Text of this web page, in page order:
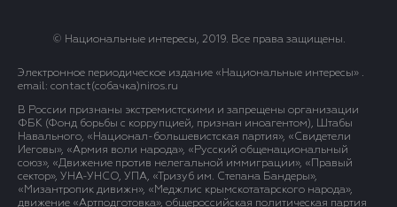
© Национальные интересы, 2019. Все права защищены.
Электронное периодическое издание «Национальные интересы» .
email: contact(сoбaчка)niros.ru
В России признаны экстремистскими и запрещены организации
ФБК (Фонд борьбы с коррупцией, признан иноагентом), Штабы
Навального, «Национал-большевистская партия», «Свидетели
Иеговы», «Армия воли народа», «Русский общенациональный
союз», «Движение против нелегальной иммиграции», «Правый
сектор», УНА-УНСО, УПА, «Тризуб им. Степана Бандеры»,
«Мизантропик дивижн», «Меджлис крымскотатарского народа»,
движение «Артподготовка», общероссийская политическая партия